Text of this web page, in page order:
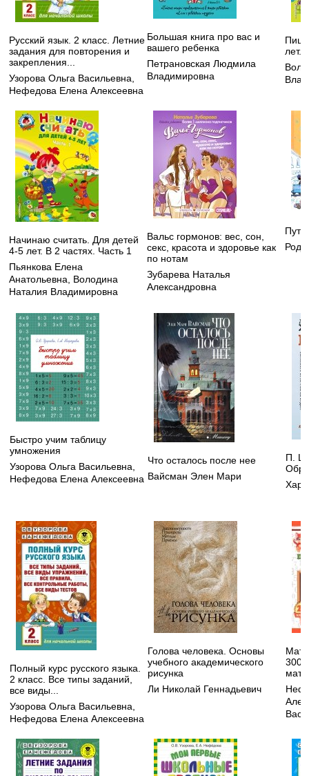
Русский язык. 2 класс. Летние
задания для повторения и
закрепления...
Узорова Ольга Васильевна
Нефедова Елена Алексеевна
Большая книга про вас и
вашего ребенка
Петрановская Людмила
Владимировна
лет.
Начинаю считать. Для детей
4-5 лет. В 2 частях. Часть 1
Пьянкова Елена
Анатольевна
Володина
Наталия Владимировна
Вальс гормонов: вес, сон,
секс, красота и здоровье как
по нотам
Зубарева Наталья
Александровна
Быстро учим таблицу
умножения
Узорова Ольга Васильевна
Нефедова Елена Алексеевна
Что осталось после нее
Вайсман Элен Мари
П. Ш.
Полный курс русского языка.
2 класс. Все типы заданий,
все виды...
Узорова Ольга Васильевна
Нефедова Елена Алексеевна
Голова человека. Основы
учебного академического
рисунка
Ли Николай Геннадьевич